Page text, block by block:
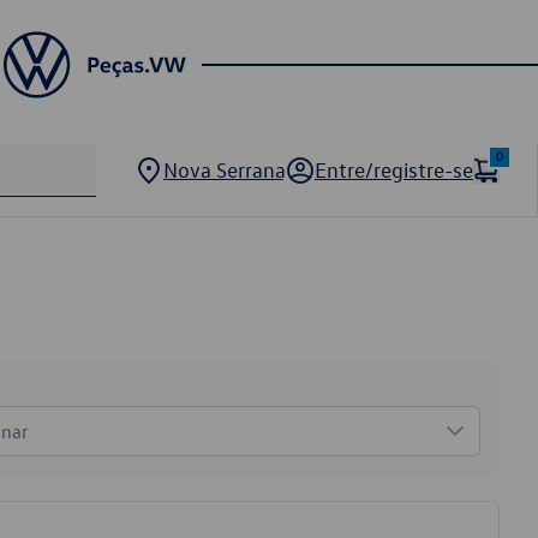
Nova Serrana Entre/registre-se
0